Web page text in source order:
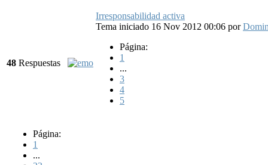
48 Respuestas
Irresponsabilidad activa
Tema iniciado 16 Nov 2012 00:06 por
Página:
1
...
3
4
5
Página:
1
...